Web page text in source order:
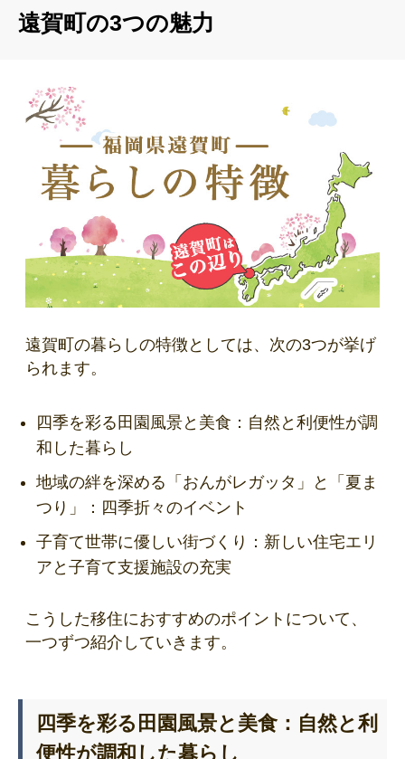
遠賀町の3つの魅力
遠賀町の暮らしの特徴としては、次の3つが挙げ
られます。
四季を彩る田園風景と美食：自然と利便性が調
和した暮らし
地域の絆を深める「おんがレガッタ」と「夏ま
つり」：四季折々のイベント
子育て世帯に優しい街づくり：新しい住宅エリ
アと子育て支援施設の充実
こうした移住におすすめのポイントについて、
一つずつ紹介していきます。
四季を彩る田園風景と美食：自然と利
便性が調和した暮らし